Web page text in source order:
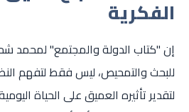
الفكرية
إن "كتاب الدولة والمجتمع" لمحمد
للبحث والتمحيص، ليس فقط لتفهم
لتقدير تأثيره العميق على الحياة